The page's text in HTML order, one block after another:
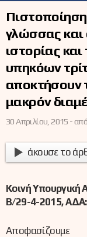
γλώσσας και
ιστορίας
υπηκόων
αποκτήσουν
μακρόν
30 Απριλίου, 2015 -από
άκουσε το
Κοινή
Β/29-4-2015,
Αποφασίζουμε